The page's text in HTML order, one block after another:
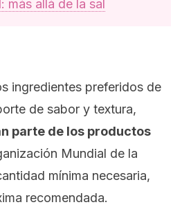
más allá de la sal
ingredientes preferidos de
de sabor y textura,
parte de los productos
Mundial de la
mínima necesaria,
recomendada.